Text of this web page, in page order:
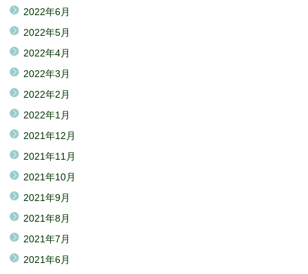
2022年6月
2022年5月
2022年4月
2022年3月
2022年2月
2022年1月
2021年12月
2021年11月
2021年10月
2021年9月
2021年8月
2021年7月
2021年6月